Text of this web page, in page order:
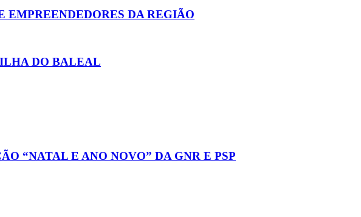
EMPREENDEDORES DA REGIÃO
DO BALEAL
“NATAL E ANO NOVO” DA GNR E PSP